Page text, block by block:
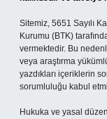
Sitemiz, 5651 Sayılı
Kurumu (BTK)
vermektedir. Bu
veya araştırma
yazdıkları içeriklerin
sorumluluğu kabul
Hukuka ve yasal